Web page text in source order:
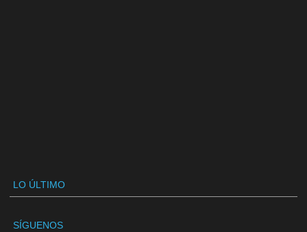
LO ÚLTIMO
SÍGUENOS